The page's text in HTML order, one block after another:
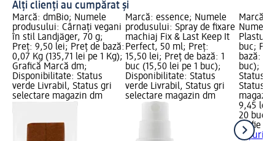
Alți clienți au cumpărat și
Marcă: dmBio; Numele
produsului: Cârnați vegani
în stil Landjäger, 70 g;
Preț: 9,50 lei; Preț de bază:
0,07 Kg (135,71 lei pe 1 Kg);
Grafică Marcă dm;
Disponibilitate: Status
verde Livrabil, Status gri
selectare magazin dm
Marcă: essence; Numele
produsului: Spray de fixare
machiaj Fix & Last Keep It
Perfect, 50 ml; Preț:
15,50 lei; Preț de bază: 1
buc (15,50 lei pe 1 buc);
Disponibilitate: Status
verde Livrabil, Status gri
selectare magazin dm
Marcă:
Numele
Plasturi
buc;
bază:
buc);
Status
Status
9,45 lei
20 buc
Selfie
coșuri,